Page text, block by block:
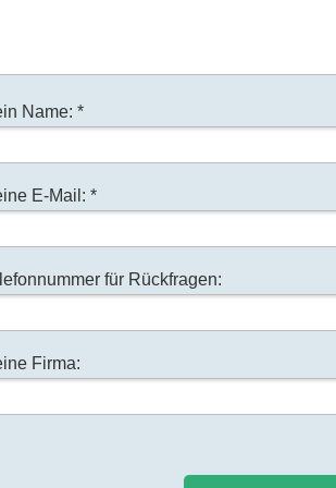
Name: *
E-Mail: *
für Rückfragen:
Firma: